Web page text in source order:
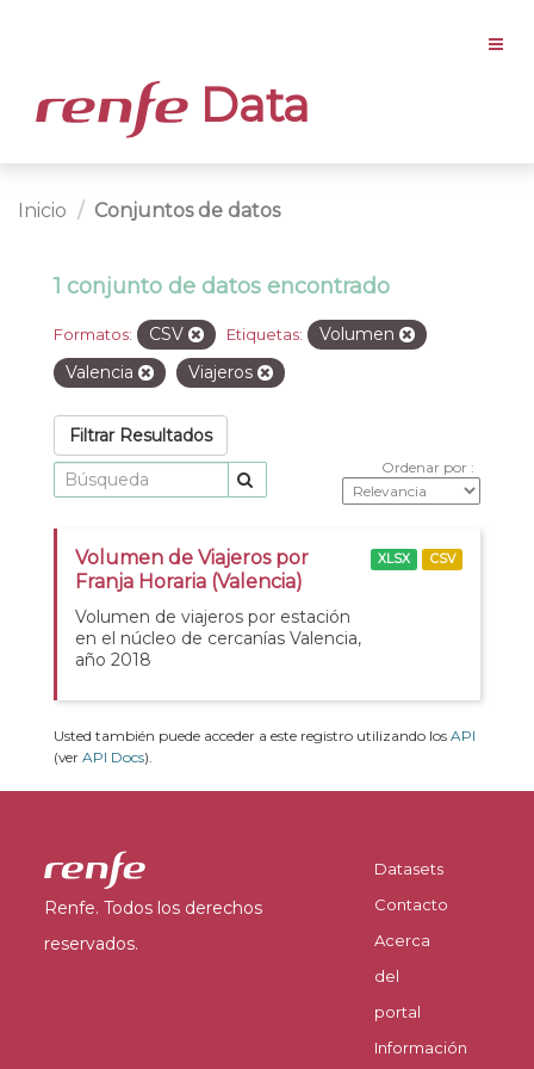
Data
Inicio Conjuntos de datos
1 conjunto de datos encontrado
Formatos: CSV Etiquetas:
Volumen
Valencia
Viajeros
Filtrar Resultados
Ordenar por
Volumen de Viajeros por
Franja Horaria (Valencia)
Volumen de viajeros por estación
en el núcleo de cercanías Valencia,
año 2018
XLSX CSV
Usted también puede acceder a este registro utilizando los API
(ver API Docs).
Renfe. Todos los derechos
reservados.
Datasets
Contacto
Acerca
del
portal
Información